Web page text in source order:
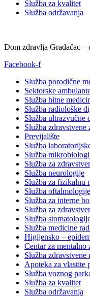
Služba za kvalitet
Služba održavanja
Dom zdravlja Gradačac –
Facebook-f
Služba porodične
Sektorske
Služba hitne
Služba radiološke
Služba ultrazvučne
Služba
Previjalište
Služba
Služba
Služba za
Služba neurologije
Služba za fizikalnu
Služba oftalmologije
Služba za interne
Služba za
Služba
Služba medicine
Higijensko –
Centar za
Služba
Apoteka za vlastite
Služba voznog
Služba za kvalitet
Služba održavanja